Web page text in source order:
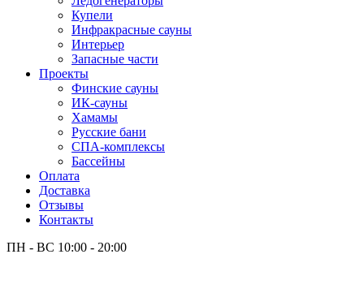
Купели
Инфракрасные сауны
Интерьер
Запасные части
Проекты
Финские сауны
ИК-сауны
Хамамы
Русские бани
СПА-комплексы
Бассейны
Оплата
Доставка
Отзывы
Контакты
ПН - ВС 10:00 - 20:00